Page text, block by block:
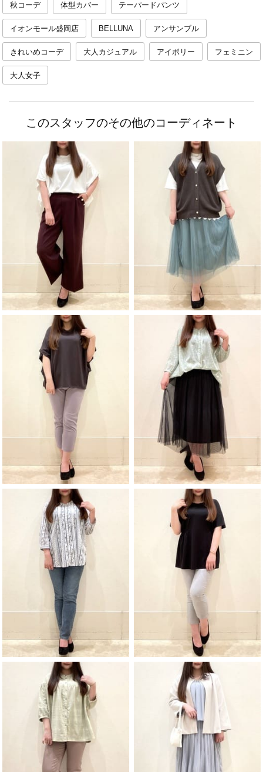
秋コーデ 体型カバー テーパードパンツ
イオンモール盛岡店 BELLUNA アンサンブル
きれいめコーデ 大人カジュアル アイボリー フェミニン
大人女子
このスタッフのその他のコーディネート